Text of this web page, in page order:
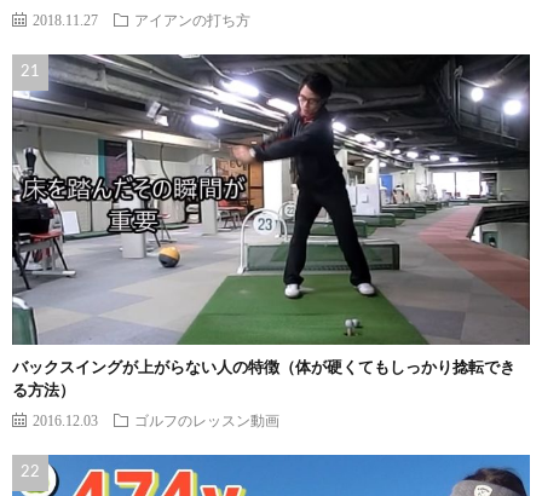
2018.11.27 アイアンの打ち方
バックスイングが上がらない人の特徴（体が硬くてもしっかり捻転でき
る方法）
2016.12.03 ゴルフのレッスン動画